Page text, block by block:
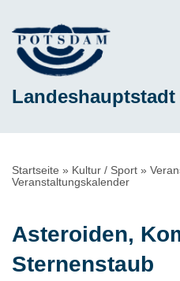
zum
Inhalt
Landeshauptstadt
Pfadnavigation
Startseite Kultur / Sport
Veranstaltungskalender
Asteroiden,
Sternenstaub